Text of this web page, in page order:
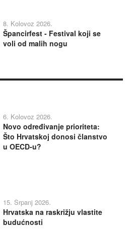
8. Kolovoz 2026.
Špancirfest - Festival koji se
voli od malih nogu
6. Kolovoz 2026.
Novo određivanje prioriteta:
Što Hrvatskoj donosi članstvo
u OECD-u?
15. Srpanj 2026.
Hrvatska na raskrižju vlastite
budućnosti